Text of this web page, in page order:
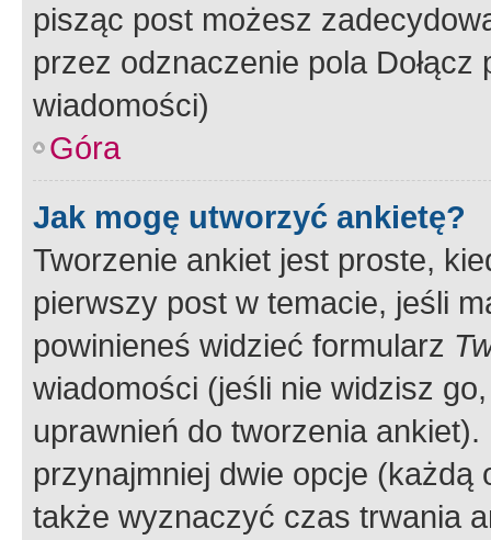
pisząc post możesz
przez odznaczenie pola
wiadomości)
Góra
Jak mogę utworzyć ankietę?
Tworzenie ankiet jest proste,
pierwszy post w temacie, jeśli
powinieneś widzieć formularz
wiadomości (jeśli nie widzisz
uprawnień do tworzenia
przynajmniej dwie opcje
także wyznaczyć czas trwania